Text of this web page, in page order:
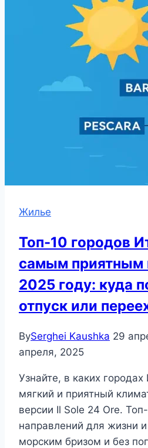
Жилье
Топ-10 городов
самым приятным
2025 году: куда
отпуск или
BySerghei Kaushka 29
апреля, 2025
Узнайте, в каких
мягкий и приятный
версии Il Sole 24 Ore.
направлений для жизни
морским бризом и без